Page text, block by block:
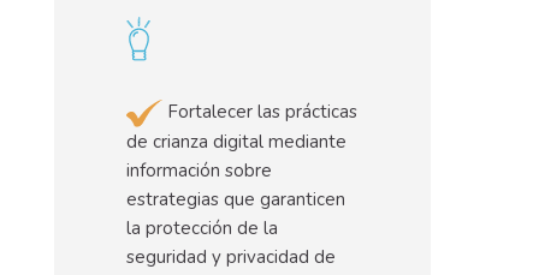
Fortalecer las prácticas
de crianza digital mediante
información sobre
estrategias que garanticen
la protección de la
seguridad y privacidad de